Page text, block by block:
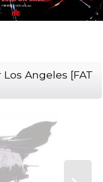
Angeles [FAT